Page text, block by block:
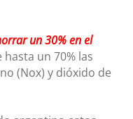
un 30% en el
hasta un 70% las
(Nox) y dióxido de